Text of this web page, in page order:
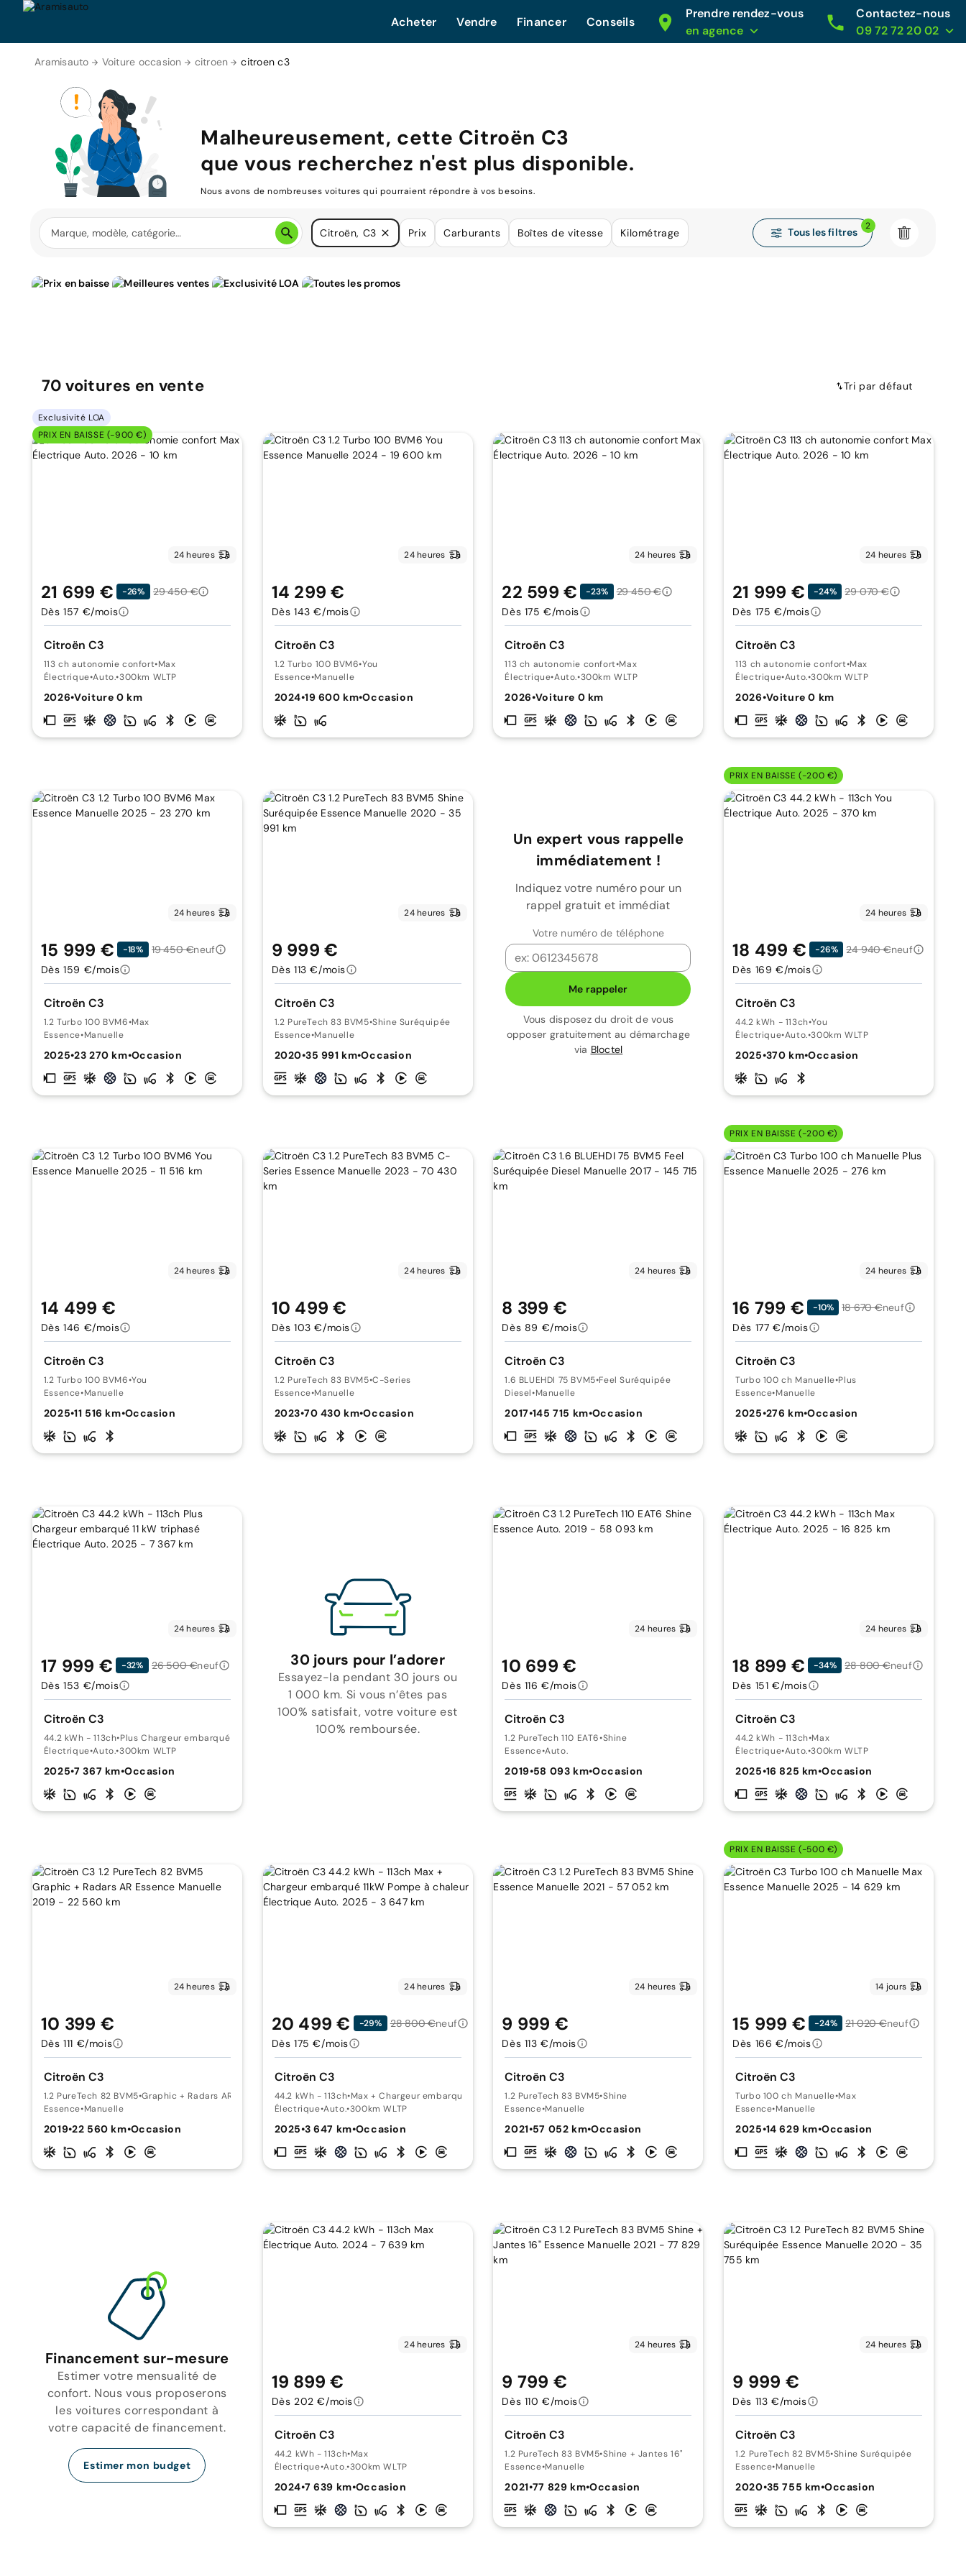
Acheter Vendre Financer Conseils
Prendre rendez-vous
en agence
Contactez-nous
09 72 72 20 02
Aramisauto Voiture occasion citroen citroen c3
Malheureusement, cette Citroën C3
que vous recherchez n'est plus disponible.
Nous avons de nombreuses voitures qui pourraient répondre à vos besoins.
Citroën, C3 Prix Carburants Boîtes de vitesse Kilométrage Tous les filtres
2
70voitures en vente Tri par défaut
Exclusivité LOA
PRIX EN BAISSE (-900 €)
24 heures
Citroën C3
113 ch autonomie confort•Max
Électrique•Auto.•300km WLTP
2026•Voiture 0 km
21 699 € -26%
29 450 €
Dès 157 €/mois
24 heures
Citroën C3
1.2 Turbo 100 BVM6•You
Essence•Manuelle
2024•19 600 km•Occasion
14 299 €
Dès 143 €/mois
24 heures
Citroën C3
113 ch autonomie confort•Max
Électrique•Auto.•300km WLTP
2026•Voiture 0 km
22 599 € -23%
29 450 €
Dès 175 €/mois
24 heures
Citroën C3
113 ch autonomie confort•Max
Électrique•Auto.•300km WLTP
2026•Voiture 0 km
21 999 € -24%
29 070 €
Dès 175 €/mois
24 heures
Citroën C3
1.2 Turbo 100 BVM6•Max
Essence•Manuelle
2025•23 270 km•Occasion
15 999 € -18% 19 450 €neuf
Dès 159 €/mois
24 heures
Citroën C3
1.2 PureTech 83 BVM5•Shine Suréquipée
Essence•Manuelle
2020•35 991 km•Occasion
9 999 €
Dès 113 €/mois
Un expert vous rappelle
immédiatement !
Indiquez votre numéro pour un
rappel gratuit et immédiat
Votre numéro de téléphone
Me rappeler
Vous disposez du droit de vous
opposer gratuitement au démarchage
via Bloctel
PRIX EN BAISSE (-200 €)
24 heures
Citroën C3
44.2 kWh - 113ch•You
Électrique•Auto.•300km WLTP
2025•370 km•Occasion
18 499 € -26% 24 940 €neuf
Dès 169 €/mois
24 heures
Citroën C3
1.2 Turbo 100 BVM6•You
Essence•Manuelle
2025•11 516 km•Occasion
14 499 €
Dès 146 €/mois
24 heures
Citroën C3
1.2 PureTech 83 BVM5•C-Series
Essence•Manuelle
2023•70 430 km•Occasion
10 499 €
Dès 103 €/mois
24 heures
Citroën C3
1.6 BLUEHDI 75 BVM5•Feel Suréquipée
Diesel•Manuelle
2017•145 715 km•Occasion
8 399 €
Dès 89 €/mois
PRIX EN BAISSE (-200 €)
24 heures
Citroën C3
Turbo 100 ch Manuelle•Plus
Essence•Manuelle
2025•276 km•Occasion
16 799 € -10% 18 670 €neuf
Dès 177 €/mois
24 heures
Citroën C3
44.2 kWh - 113ch•Plus Chargeur embarqué 11 kW triphasé
Électrique•Auto.•300km WLTP
2025•7 367 km•Occasion
17 999 € -32% 26 500 €neuf
Dès 153 €/mois
30 jours pour l’adorer
Essayez-la pendant 30 jours ou
1 000 km. Si vous n’êtes pas
100% satisfait, votre voiture est
100% remboursée.
24 heures
Citroën C3
1.2 PureTech 110 EAT6•Shine
Essence•Auto.
2019•58 093 km•Occasion
10 699 €
Dès 116 €/mois
24 heures
Citroën C3
44.2 kWh - 113ch•Max
Électrique•Auto.•300km WLTP
2025•16 825 km•Occasion
18 899 € -34% 28 800 €neuf
Dès 151 €/mois
24 heures
Citroën C3
1.2 PureTech 82 BVM5•Graphic + Radars AR
Essence•Manuelle
2019•22 560 km•Occasion
10 399 €
Dès 111 €/mois
24 heures
Citroën C3
44.2 kWh - 113ch•Max + Chargeur embarqué 11kW Pompe à chaleur
Électrique•Auto.•300km WLTP
2025•3 647 km•Occasion
20 499 € -29% 28 800 €neuf
Dès 175 €/mois
24 heures
Citroën C3
1.2 PureTech 83 BVM5•Shine
Essence•Manuelle
2021•57 052 km•Occasion
9 999 €
Dès 113 €/mois
PRIX EN BAISSE (-500 €)
14 jours
Citroën C3
Turbo 100 ch Manuelle•Max
Essence•Manuelle
2025•14 629 km•Occasion
15 999 € -24% 21 020 €neuf
Dès 166 €/mois
Financement sur-mesure
Estimer votre mensualité de
confort. Nous vous proposerons
les voitures correspondant à
votre capacité de financement.
Estimer mon budget
24 heures
Citroën C3
44.2 kWh - 113ch•Max
Électrique•Auto.•300km WLTP
2024•7 639 km•Occasion
19 899 €
Dès 202 €/mois
24 heures
Citroën C3
1.2 PureTech 83 BVM5•Shine + Jantes 16"
Essence•Manuelle
2021•77 829 km•Occasion
9 799 €
Dès 110 €/mois
24 heures
Citroën C3
1.2 PureTech 82 BVM5•Shine Suréquipée
Essence•Manuelle
2020•35 755 km•Occasion
9 999 €
Dès 113 €/mois